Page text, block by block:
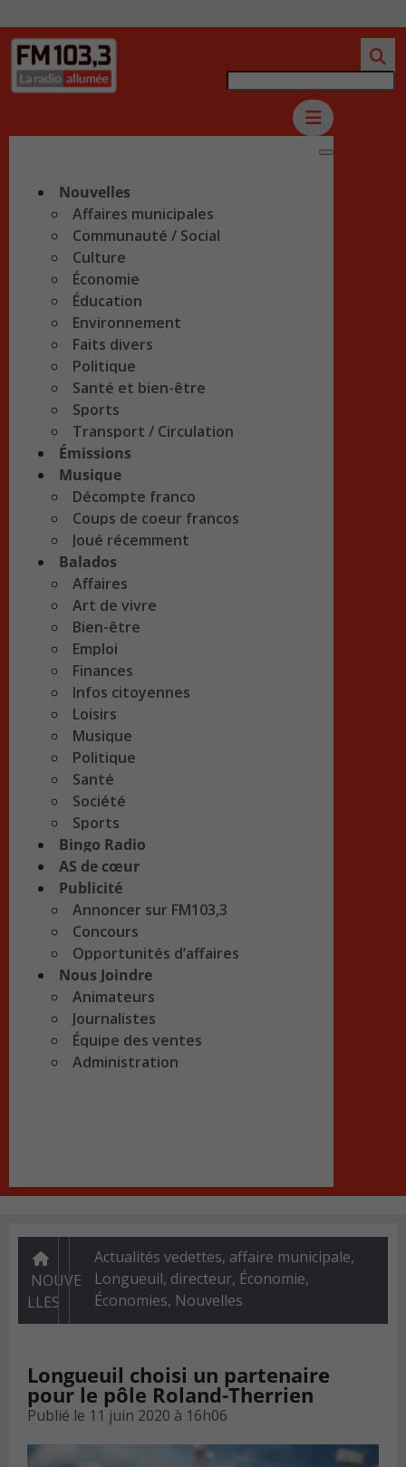
Nouvelles
Affaires municipales
Communauté / Social
Culture
Économie
Éducation
Environnement
Faits divers
Politique
Santé et bien-être
Sports
Transport / Circulation
Émissions
Musique
Décompte franco
Coups de coeur francos
Joué récemment
Balados
Affaires
Art de vivre
Bien-être
Emploi
Finances
Infos citoyennes
Loisirs
Musique
Politique
Santé
Société
Sports
Bingo Radio
AS de cœur
Publicité
Annoncer sur FM103,3
Concours
Opportunités d’affaires
Nous Joindre
Animateurs
Journalistes
Équipe des ventes
Administration
NOUVE
LLES
Actualités vedettes, affaire municipale,
Longueuil, directeur, Économie,
Économies, Nouvelles
Longueuil choisi un partenaire
pour le pôle Roland-Therrien
Publié le 11 juin 2020 à 16h06